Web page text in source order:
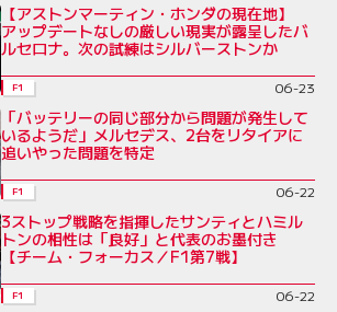
【アストンマーティン・ホンダの現在地】
アップデートなしの厳しい現実が露呈したバ
ルセロナ。次の試練はシルバーストンか
F1 06-23
「バッテリーの同じ部分から問題が発生して
いるようだ」メルセデス、2台をリタイアに
追いやった問題を特定
F1 06-22
3ストップ戦略を指揮したサンティとハミル
トンの相性は「良好」と代表のお墨付き
【チーム・フォーカス／F1第7戦】
F1 06-22